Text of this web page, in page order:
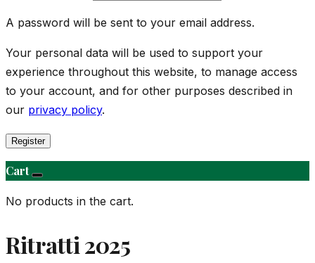
A password will be sent to your email address.
Your personal data will be used to support your
experience throughout this website, to manage access
to your account, and for other purposes described in
our privacy policy.
Register
Cart
No products in the cart.
Ritratti 2025